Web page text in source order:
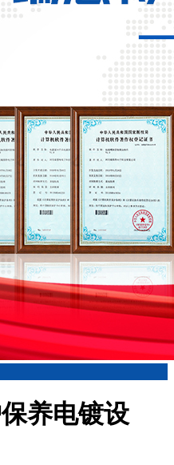
养电镀设